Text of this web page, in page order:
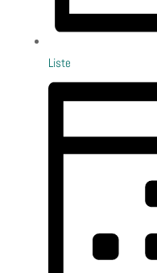
Liste